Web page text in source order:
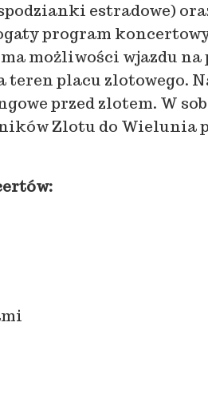
estradowe)
program
możliwości wjazdu
teren placu zlotowego.
przed zlotem. W
Zlotu do Wielunia